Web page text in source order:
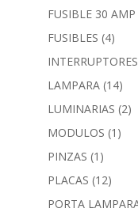
FUSIBLE 30
FUSIBLES (4)
INTERRUPTORES
LAMPARA (14)
LUMINARIAS (2)
MODULOS (1)
PINZAS (1)
PLACAS (12)
PORTA